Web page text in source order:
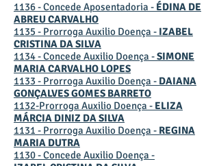
1136 - Concede Aposentadoria - ÉDINA DE
ABREU CARVALHO
1135 - Prorroga Auxilio Doença - IZABEL
CRISTINA DA SILVA
1134 - Concede Auxilio Doença -SIMONE
MARIA CARVALHO LOPES​
1133 - Prorroga Auxilio Doença - DAIANA
GONÇALVES GOMES BARRETO​
1132-Prorroga Auxilio Doença - ELIZA
MÁRCIA DINIZ DA SILVA
1131 - Prorroga Auxilio Doença - REGINA
MARIA DUTRA
1130 - Concede Auxilio Doença -